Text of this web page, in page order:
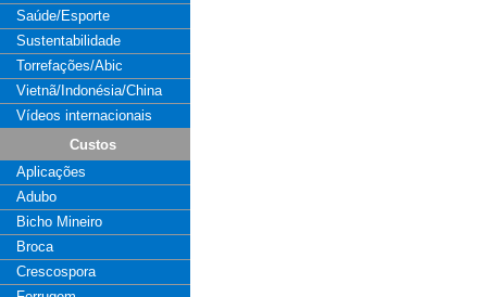
Saúde/Esporte
Sustentabilidade
Torrefações/Abic
Vietnã/Indonésia/China
Vídeos internacionais
Custos
Aplicações
Adubo
Bicho Mineiro
Broca
Crescospora